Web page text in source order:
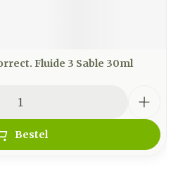
Fluide 3 Sable 30ml
Bestel